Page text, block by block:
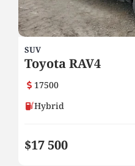
SUV
Honda CR-V
13500
Hybrid
$13 500